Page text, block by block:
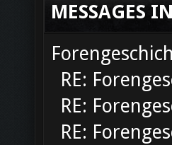
MESSAGES
RE:
RE:
RE: